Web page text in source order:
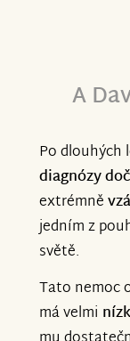
A
Po dlouhých
diagnózy
extrémně
jedním z
světě.
Tato nemoc
má velmi